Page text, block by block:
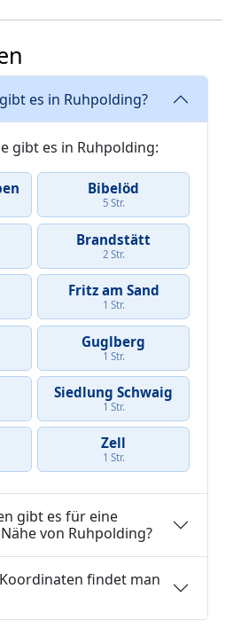
es in Ruhpolding?
gibt es in Ruhpolding:
Bibelöd
5 Str.
Brandstätt
2 Str.
Fritz am Sand
1 Str.
Guglberg
1 Str.
Siedlung Schwaig
1 Str.
Zell
1 Str.
gibt es für eine
von Ruhpolding?
findet man